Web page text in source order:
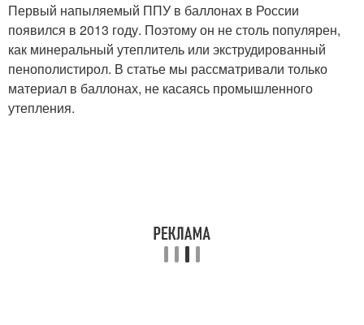
Первый напыляемый ППУ в баллонах в России
появился в 2013 году. Поэтому он не столь популярен,
как минеральный утеплитель или экструдированный
пенополистирол. В статье мы рассматривали только
материал в баллонах, не касаясь промышленного
утепления.